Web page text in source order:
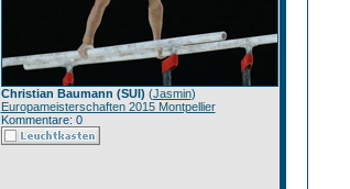
Christian Baumann (SUI) (Jasmin)
Europameisterschaften 2015 Montpellier
Kommentare: 0